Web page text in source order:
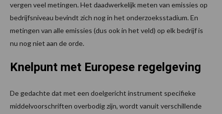
vergen veel metingen. Het daadwerkelijk meten van emissies op
bedrijfsniveau bevindt zich nog in het onderzoeksstadium. En
metingen van alle emissies (dus ook in het veld) op elk bedrijf is
nu nog niet aan de orde.
Knelpunt met Europese regelgeving
De gedachte dat met een doelgericht instrument specifieke
middelvoorschriften overbodig zijn, wordt vanuit verschillende